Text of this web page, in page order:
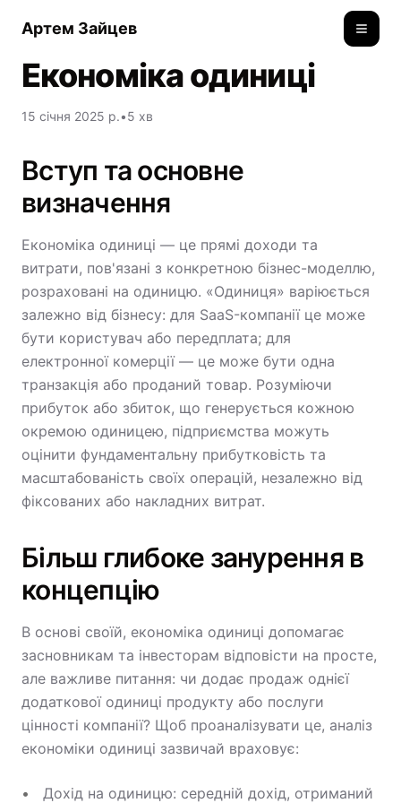
Артем Зайцев
Економіка одиниці
15 січня 2025 р.•5 хв
Вступ та основне
визначення
Економіка одиниці — це прямі доходи та
витрати, пов'язані з конкретною бізнес-моделлю,
розраховані на одиницю. «Одиниця» варіюється
залежно від бізнесу: для SaaS-компанії це може
бути користувач або передплата; для
електронної комерції — це може бути одна
транзакція або проданий товар. Розуміючи
прибуток або збиток, що генерується кожною
окремою одиницею, підприємства можуть
оцінити фундаментальну прибутковість та
масштабованість своїх операцій, незалежно від
фіксованих або накладних витрат.
Більш глибоке занурення в
концепцію
В основі своїй, економіка одиниці допомагає
засновникам та інвесторам відповісти на просте,
але важливе питання: чи додає продаж однієї
додаткової одиниці продукту або послуги
цінності компанії? Щоб проаналізувати це, аналіз
економіки одиниці зазвичай враховує:
Дохід на одиницю: середній дохід, отриманий